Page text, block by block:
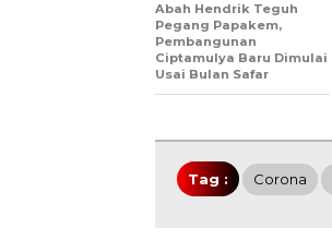
Abah Hendrik Teguh
Pegang Papakem,
Pembangunan
Ciptamulya Baru Dimulai
Usai Bulan Safar
Tag : Corona